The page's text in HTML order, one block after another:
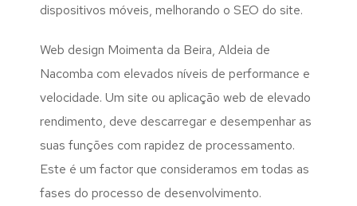
dispositivos móveis, melhorando o SEO do site.
Web design Moimenta da Beira, Aldeia de
Nacomba com elevados níveis de performance e
velocidade. Um site ou aplicação web de elevado
rendimento, deve descarregar e desempenhar as
suas funções com rapidez de processamento.
Este é um factor que consideramos em todas as
fases do processo de desenvolvimento.